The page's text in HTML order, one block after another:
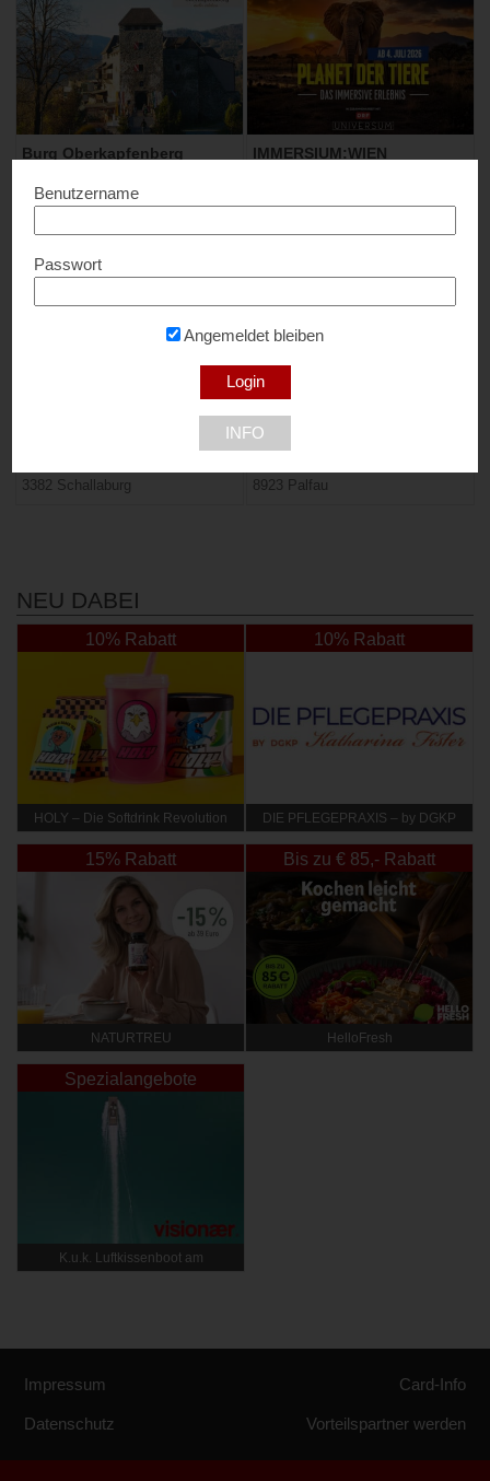
Burg Oberkapfenberg
8605 Kapfenberg
IMMERSIUM:WIEN
1010 Wien
3382 Schallaburg
Wasserlochklamm Palfau
15% Rabatt...
8923 Palfau
NEU DABEI
10% Rabatt
HOLY – Die Softdrink Revolution
10% Rabatt
DIE PFLEGEPRAXIS – by DGKP
15% Rabatt
NATURTREU
Bis zu € 85,- Rabatt
HelloFresh
Spezialangebote
K.u.k. Luftkissenboot am
Impressum
Datenschutz
Card-Info
Vorteilspartner werden
Benutzername
Passwort
Angemeldet bleiben
INFO